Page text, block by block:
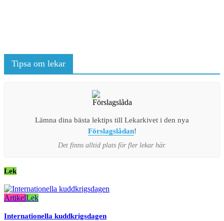
Tipsa om lekar
Lämna dina bästa lektips till Lekarkivet i den nya
Förslagslådan!
Det finns alltid plats för fler lekar här.
Lek
ArtikelLek
Internationella kuddkrigsdagen